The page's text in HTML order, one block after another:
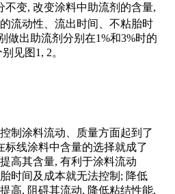
不变, 改变涂料中助流剂的含量,
流动性、流出时间、不粘胎时
做出助流剂分别在1%和3%时的
见图1, 2。
制涂料流动、质量方面起到了
标线涂料中含量的选择就成了
高其含量, 有利于涂料流动
时间及成本就无法控制; 降低
高, 阻碍其流动, 降低粘结性能,